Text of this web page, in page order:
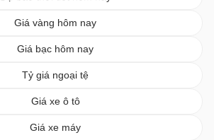
Giá vàng hôm nay
Giá bạc hôm nay
Tỷ giá ngoại tệ
Giá xe ô tô
Giá xe máy